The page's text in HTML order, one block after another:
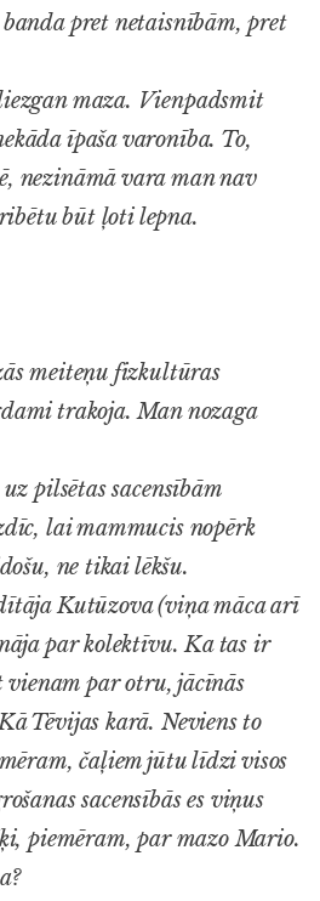
pret netaisnībām, pret
maza. Vienpadsmit
īpaša varonība. To,
nezināmā vara man nav
būt ļoti lepna.
meiteņu fizkultūras
trakoja. Man nozaga
pilsētas sacensībām
lai mammucis nopērk
ne tikai lēkšu.
Kutūzova (viņa māca arī
par kolektīvu. Ka tas ir
vienam par otru, jācīnās
Tēvijas karā. Neviens to
čaļiem jūtu līdzi visos
sacensībās es viņus
piemēram, par mazo Mario.